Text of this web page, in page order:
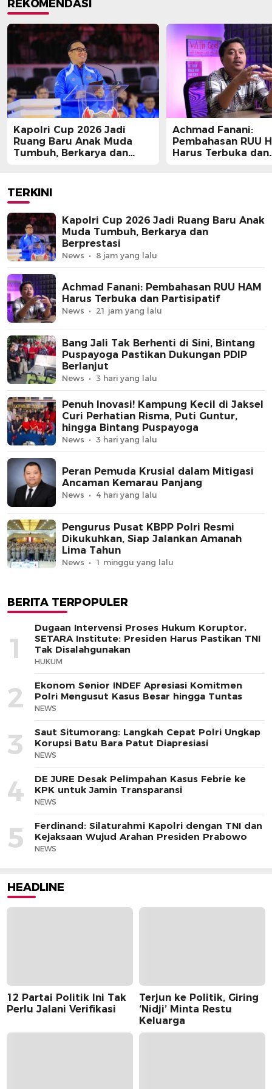
REKOMENDASI
Kapolri Cup 2026 Jadi
Ruang Baru Anak Muda
Tumbuh, Berkarya dan
Achmad Fanani:
Pembahasan RUU
Harus Terbuka dan
TERKINI
Kapolri Cup 2026 Jadi Ruang Baru Anak
Muda Tumbuh, Berkarya dan
Berprestasi
News 8 jam yang lalu
Achmad Fanani: Pembahasan RUU HAM
Harus Terbuka dan Partisipatif
News 21 jam yang lalu
Bang Jali Tak Berhenti di Sini, Bintang
Puspayoga Pastikan Dukungan PDIP
Berlanjut
News 3 hari yang lalu
Penuh Inovasi! Kampung Kecil di Jaksel
Curi Perhatian Risma, Puti Guntur,
hingga Bintang Puspayoga
News 3 hari yang lalu
Peran Pemuda Krusial dalam Mitigasi
Ancaman Kemarau Panjang
News 4 hari yang lalu
Pengurus Pusat KBPP Polri Resmi
Dikukuhkan, Siap Jalankan Amanah
Lima Tahun
News 1 minggu yang lalu
BERITA TERPOPULER
1
Dugaan Intervensi Proses Hukum Koruptor,
SETARA Institute: Presiden Harus Pastikan TNI
Tak Disalahgunakan
HUKUM
2
Ekonom Senior INDEF Apresiasi Komitmen
Polri Mengusut Kasus Besar hingga Tuntas
NEWS
3
Saut Situmorang: Langkah Cepat Polri Ungkap
Korupsi Batu Bara Patut Diapresiasi
NEWS
4
DE JURE Desak Pelimpahan Kasus Febrie ke
KPK untuk Jamin Transparansi
NEWS
5
Ferdinand: Silaturahmi Kapolri dengan TNI dan
Kejaksaan Wujud Arahan Presiden Prabowo
NEWS
HEADLINE
12 Partai Politik Ini Tak
Perlu Jalani Verifikasi
Terjun ke Politik, Giring
‘Nidji’ Minta Restu
Keluarga